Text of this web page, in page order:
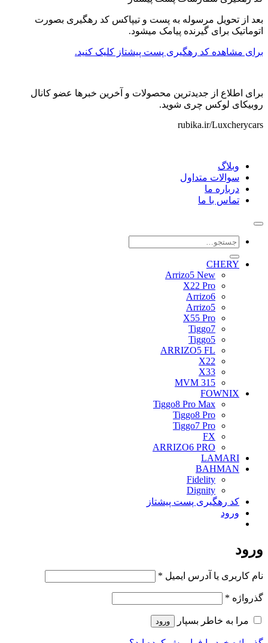
بعد از تحویل مرسوله به پست و تیپاکس کد رهگیری بصورت
اتوماتیک برای گیرنده پیامک میشود.
برای مشاهده کد رهگیری پست پیشتاز کلیک کنید.
برای اطلاع از جدیدترین محصولات و آخرین خبرها عضو کانال
روبیکای لوکس چری شوید.
rubika.ir/Luxcherycars
وبلاگ
سوالات متداول
درباره ما
تماس با ما
جستجو
CHERY
Arrizo5 New
X22 Pro
Arrizo6
Arrizo5
X55 Pro
Tiggo7
Tiggo5
ARRIZO5 FL
X22
X33
MVM 315
FOWNIX
Tiggo8 Pro Max
Tiggo8 Pro
Tiggo7 Pro
FX
ARRIZO6 PRO
LAMARI
BAHMAN
Fidelity
Dignity
کد رهگیری پست پیشتاز
ورود
ورود
نام کاربری یا آدرس ایمیل *
گذرواژه *
مرا به خاطر بسپار ورود